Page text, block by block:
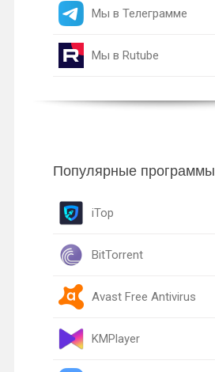
Мы в Телеграмме
Мы в Rutube
Популярные программы
iTop
BitTorrent
Avast Free Antivirus
KMPlayer